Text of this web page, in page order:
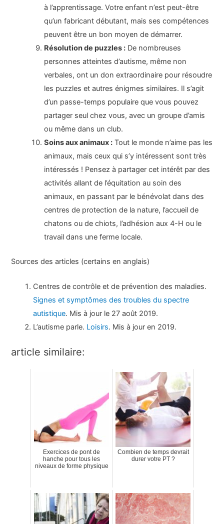
à l’apprentissage. Votre enfant n’est peut-être
qu’un fabricant débutant, mais ses compétences
peuvent être un bon moyen de démarrer.
Résolution de puzzles : De nombreuses
personnes atteintes d’autisme, même non
verbales, ont un don extraordinaire pour résoudre
les puzzles et autres énigmes similaires. Il s’agit
d’un passe-temps populaire que vous pouvez
partager seul chez vous, avec un groupe d’amis
ou même dans un club.
Soins aux animaux : Tout le monde n’aime pas les
animaux, mais ceux qui s’y intéressent sont très
intéressés ! Pensez à partager cet intérêt par des
activités allant de l’équitation au soin des
animaux, en passant par le bénévolat dans des
centres de protection de la nature, l’accueil de
chatons ou de chiots, l’adhésion aux 4-H ou le
travail dans une ferme locale.
Sources des articles (certains en anglais)
Centres de contrôle et de prévention des maladies.
Signes et symptômes des troubles du spectre
autistique. Mis à jour le 27 août 2019.
L’autisme parle. Loisirs. Mis à jour en 2019.
article similaire:
Exercices de pont de
hanche pour tous les
niveaux de forme physique
Combien de temps devrait
durer votre PT ?